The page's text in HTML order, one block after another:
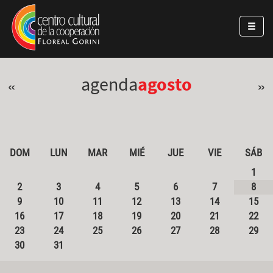
Pasar al contenido principal
Jump to main content
« agendaagosto »
DOM LUN MAR MIÉ JUE VIE
SÁB
1
2
3 4 5 6 7
8
9
10 11 12 13 14
15
16
17 18 19 20 21
22
23
24 25 26 27 28
29
30
31